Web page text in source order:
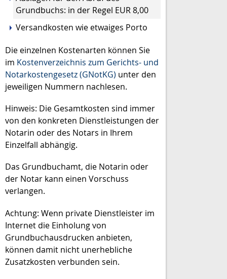
Grundbuchs: in der Regel EUR 8,00
Versandkosten wie etwaiges Porto
Die einzelnen Kostenarten können Sie
im Kostenverzeichnis zum Gerichts- und
Notarkostengesetz (GNotKG) unter den
jeweiligen Nummern nachlesen.
Hinweis: Die Gesamtkosten sind immer
von den konkreten Dienstleistungen der
Notarin oder des Notars in Ihrem
Einzelfall abhängig.
Das Grundbuchamt, die Notarin oder
der Notar kann einen Vorschuss
verlangen.
Achtung: Wenn private Dienstleister im
Internet die Einholung von
Grundbuchausdrucken anbieten,
können damit nicht unerhebliche
Zusatzkosten verbunden sein.